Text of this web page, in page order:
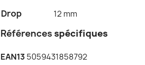
Drop 12 mm
Références spécifiques
EAN13 5059431858792